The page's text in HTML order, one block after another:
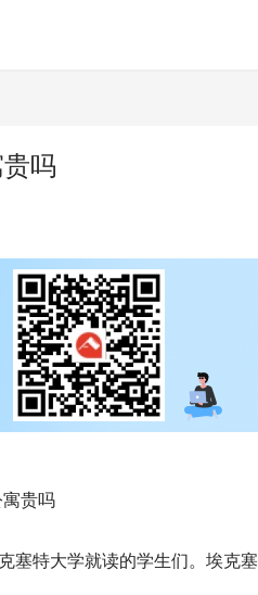
吗
塞特大学就读的学生们。埃克塞